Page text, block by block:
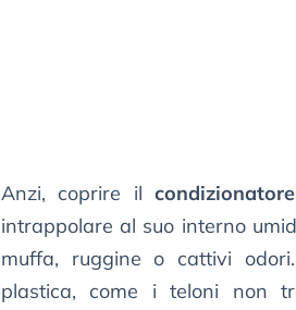
Anzi, coprire ilcondizionatore
intrappolare al suo interno
muffa, ruggine o cattivi
plastica, come i teloni non